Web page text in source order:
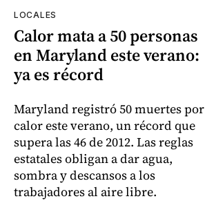
LOCALES
Calor mata a 50 personas
en Maryland este verano:
ya es récord
Maryland registró 50 muertes por
calor este verano, un récord que
supera las 46 de 2012. Las reglas
estatales obligan a dar agua,
sombra y descansos a los
trabajadores al aire libre.